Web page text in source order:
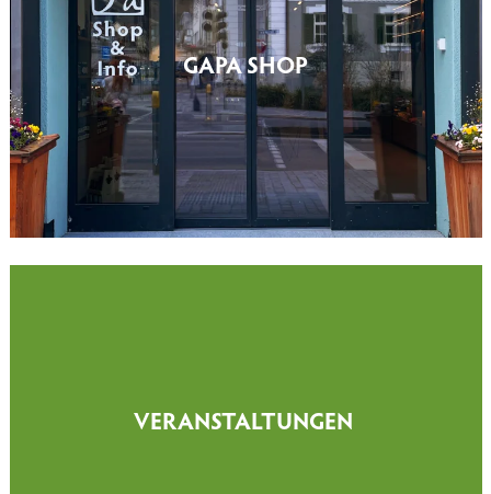
GAPA SHOP
VERANSTALTUNGEN